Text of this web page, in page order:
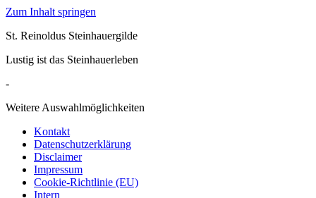
Zum Inhalt springen
St. Reinoldus Steinhauergilde
Lustig ist das Steinhauerleben
-
Weitere Auswahlmöglichkeiten
Kontakt
Datenschutzerklärung
Disclaimer
Impressum
Cookie-Richtlinie (EU)
Intern